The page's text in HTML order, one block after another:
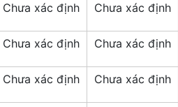
Chưa xác định Chưa xác định
Chưa xác định Chưa xác định
Chưa xác định Chưa xác định